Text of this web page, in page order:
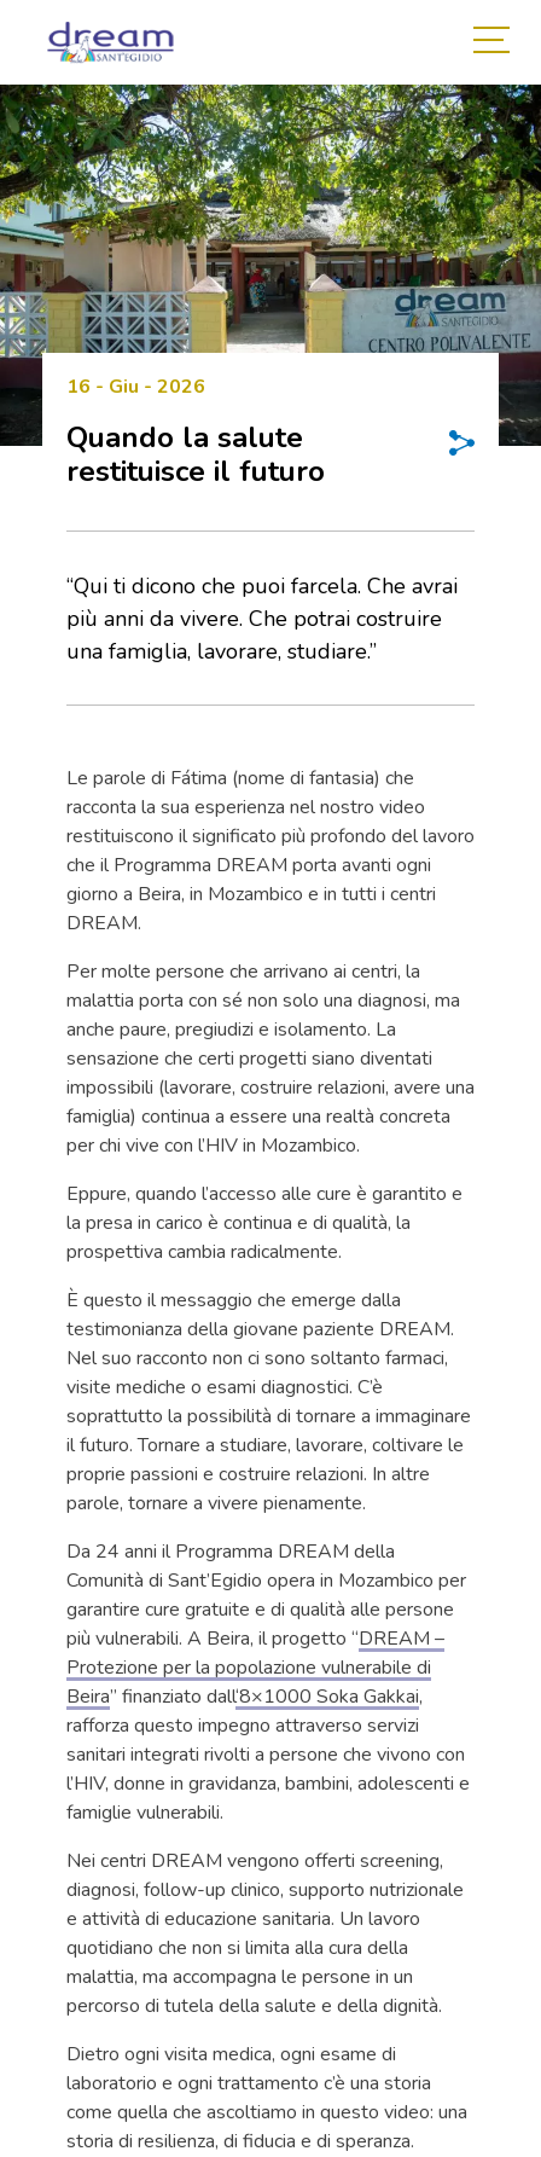
16 - Giu - 2026
Quando la salute
restituisce il futuro
“Qui ti dicono che puoi farcela. Che avrai
più anni da vivere. Che potrai costruire
una famiglia, lavorare, studiare.”
Le parole di Fátima (nome di fantasia) che
racconta la sua esperienza nel nostro video
restituiscono il significato più profondo del lavoro
che il Programma DREAM porta avanti ogni
giorno a Beira, in Mozambico e in tutti i centri
DREAM.
Per molte persone che arrivano ai centri, la
malattia porta con sé non solo una diagnosi, ma
anche paure, pregiudizi e isolamento. La
sensazione che certi progetti siano diventati
impossibili (lavorare, costruire relazioni, avere una
famiglia) continua a essere una realtà concreta
per chi vive con l’HIV in Mozambico.
Eppure, quando l’accesso alle cure è garantito e
la presa in carico è continua e di qualità, la
prospettiva cambia radicalmente.
È questo il messaggio che emerge dalla
testimonianza della giovane paziente DREAM.
Nel suo racconto non ci sono soltanto farmaci,
visite mediche o esami diagnostici. C’è
soprattutto la possibilità di tornare a immaginare
il futuro. Tornare a studiare, lavorare, coltivare le
proprie passioni e costruire relazioni. In altre
parole, tornare a vivere pienamente.
Da 24 anni il Programma DREAM della
Comunità di Sant’Egidio opera in Mozambico per
garantire cure gratuite e di qualità alle persone
più vulnerabili. A Beira, il progetto “DREAM –
Protezione per la popolazione vulnerabile di
Beira” finanziato dall‘8×1000 Soka Gakkai,
rafforza questo impegno attraverso servizi
sanitari integrati rivolti a persone che vivono con
l’HIV, donne in gravidanza, bambini, adolescenti e
famiglie vulnerabili.
Nei centri DREAM vengono offerti screening,
diagnosi, follow-up clinico, supporto nutrizionale
e attività di educazione sanitaria. Un lavoro
quotidiano che non si limita alla cura della
malattia, ma accompagna le persone in un
percorso di tutela della salute e della dignità.
Dietro ogni visita medica, ogni esame di
laboratorio e ogni trattamento c’è una storia
come quella che ascoltiamo in questo video: una
storia di resilienza, di fiducia e di speranza.